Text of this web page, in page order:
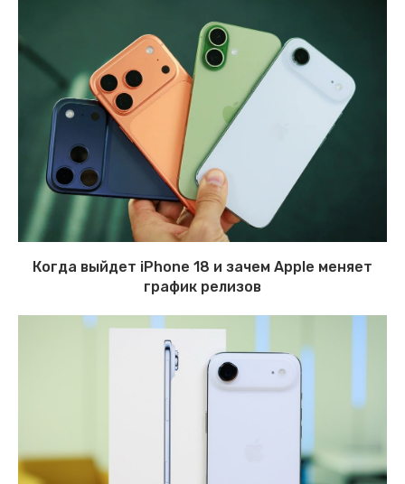
Когда выйдет iPhone 18 и зачем Apple меняет
график релизов